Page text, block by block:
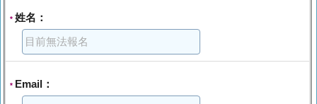
* 姓名：
* Email：